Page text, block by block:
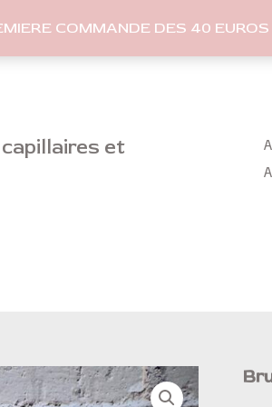
COMMANDE DES 40
et